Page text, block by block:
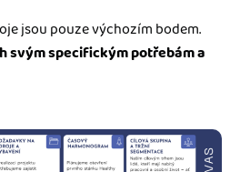
jsou pouze výchozím bodem.
svým specifickým potřebám a